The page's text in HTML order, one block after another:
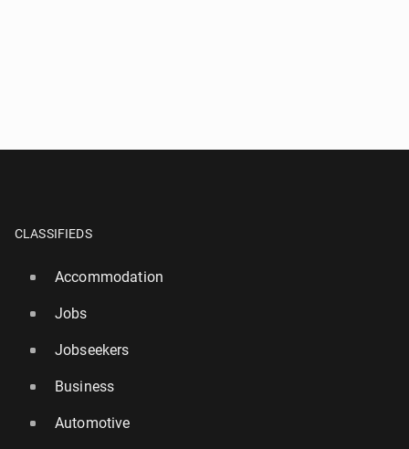
CLASSIFIEDS
Accommodation
Jobs
Jobseekers
Business
Automotive